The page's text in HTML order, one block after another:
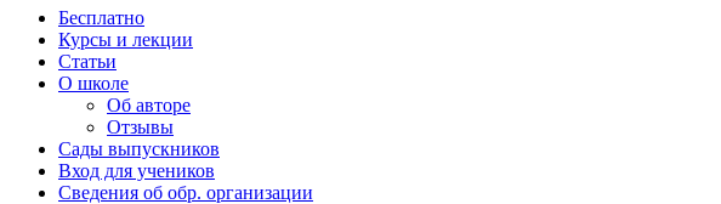
Бесплатно
Курсы и лекции
Статьи
О школе
Об авторе
Отзывы
Сады выпускников
Вход для учеников
Сведения об обр. организации